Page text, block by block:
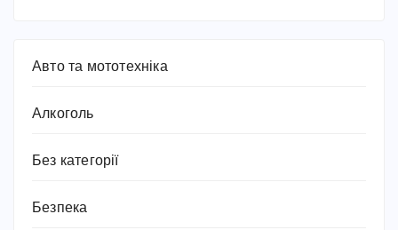
Авто та мототехніка
Алкоголь
Без категорії
Безпека